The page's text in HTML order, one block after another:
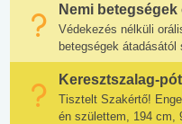
Nemi
Védekezés nélküli
betegségek átadásától
Keresztszalag-
Tisztelt Szakértő!
én születtem, 194 cm,